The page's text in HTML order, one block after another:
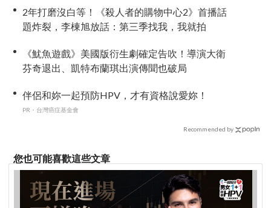
2年打磨沒白等！《殺人者的購物中心2》首播話
題炸裂，李棟旭放話：第三季找我，我就拍
《魷魚遊戲》美國版衍生劇確定告吹！導演大衛
芬奇退出、凱特布蘭琪出演傳聞也破局
伴侶和妳一起預防HPV，才有資格說愛妳！
PR・台灣癌症基金會
Recommended by
您也可能喜歡這些文章